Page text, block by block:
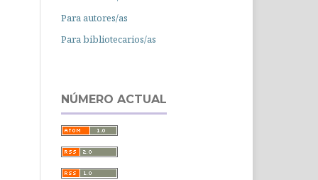
Para autores/as
Para bibliotecarios/as
NÚMERO ACTUAL